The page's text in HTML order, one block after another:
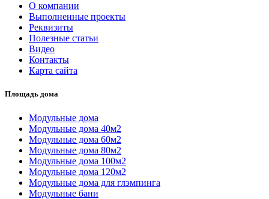
О компании
Выполненные проекты
Реквизиты
Полезные статьи
Видео
Контакты
Карта сайта
Площадь дома
Модульные дома
Модульные дома 40м2
Модульные дома 60м2
Модульные дома 80м2
Модульные дома 100м2
Модульные дома 120м2
Модульные дома для глэмпинга
Модульные бани